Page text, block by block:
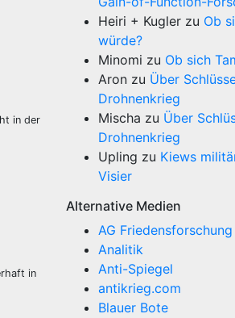
in der
in
Heiri + Kugler zu Ob
würde?
Minomi zu Ob sich
Aron zu Über
Drohnenkrieg
Mischa zu Über
Drohnenkrieg
Upling zu Kiews
Visier
Alternative Medien
AG Friedensforschung
Analitik
Anti-Spiegel
antikrieg.com
Blauer Bote